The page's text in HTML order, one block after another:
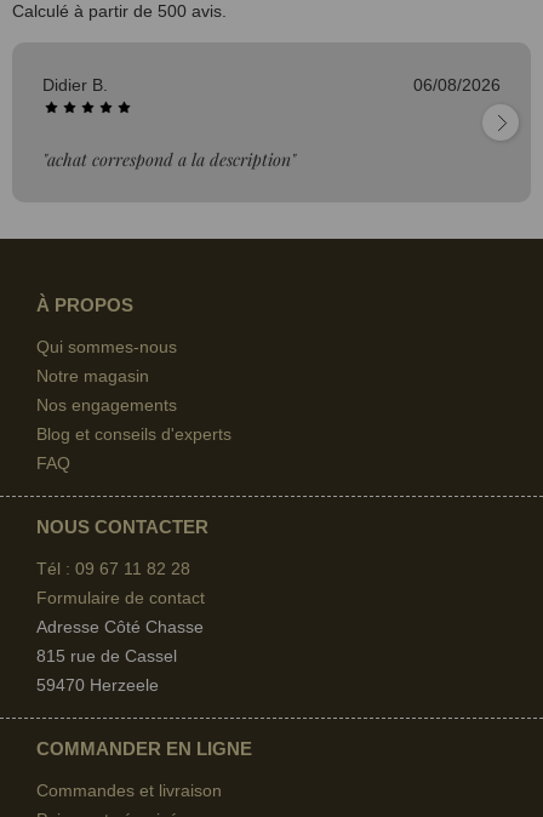
Calculé à partir de 500 avis.
Didier B. 06/08/2026
"achat correspond a la description"
À PROPOS
Qui sommes-nous
Notre magasin
Nos engagements
Blog et conseils d'experts
FAQ
NOUS CONTACTER
Tél : 09 67 11 82 28
Formulaire de contact
Adresse Côté Chasse
815 rue de Cassel
59470 Herzeele
COMMANDER EN LIGNE
Commandes et livraison